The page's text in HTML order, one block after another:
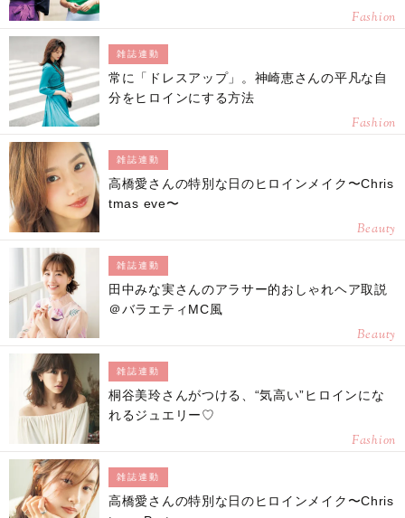
Fashion
雑誌連動
常に「ドレスアップ」。神崎恵さんの平凡な自
分をヒロインにする方法
Fashion
雑誌連動
高橋愛さんの特別な日のヒロインメイク〜Chris
tmas eve〜
Beauty
雑誌連動
田中みな実さんのアラサー的おしゃれヘア取説
＠バラエティMC風
Beauty
雑誌連動
桐谷美玲さんがつける、“気高い”ヒロインにな
れるジュエリー♡
Fashion
雑誌連動
高橋愛さんの特別な日のヒロインメイク〜Chris